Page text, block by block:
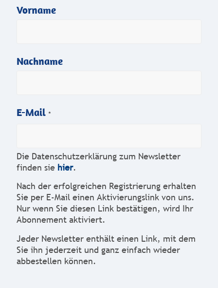
Vorname
Nachname
E-Mail *
Die Datenschutzerklärung zum Newsletter
finden sie hier.
Nach der erfolgreichen Registrierung erhalten
Sie per E-Mail einen Aktivierungslink von uns.
Nur wenn Sie diesen Link bestätigen, wird Ihr
Abonnement aktiviert.
Jeder Newsletter enthält einen Link, mit dem
Sie ihn jederzeit und ganz einfach wieder
abbestellen können.